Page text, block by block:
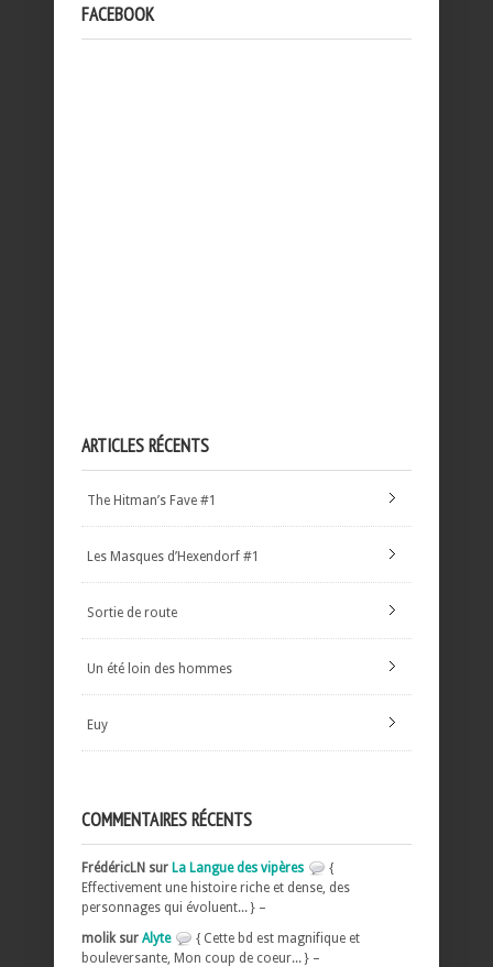
FACEBOOK
ARTICLES RÉCENTS
The Hitman’s Fave #1
Les Masques d’Hexendorf #1
Sortie de route
Un été loin des hommes
Euy
COMMENTAIRES RÉCENTS
FrédéricLN sur La Langue des vipères
{
Effectivement une histoire riche et dense, des
personnages qui évoluent... } –
molik sur Alyte
{ Cette bd est magnifique et
bouleversante, Mon coup de coeur... } –